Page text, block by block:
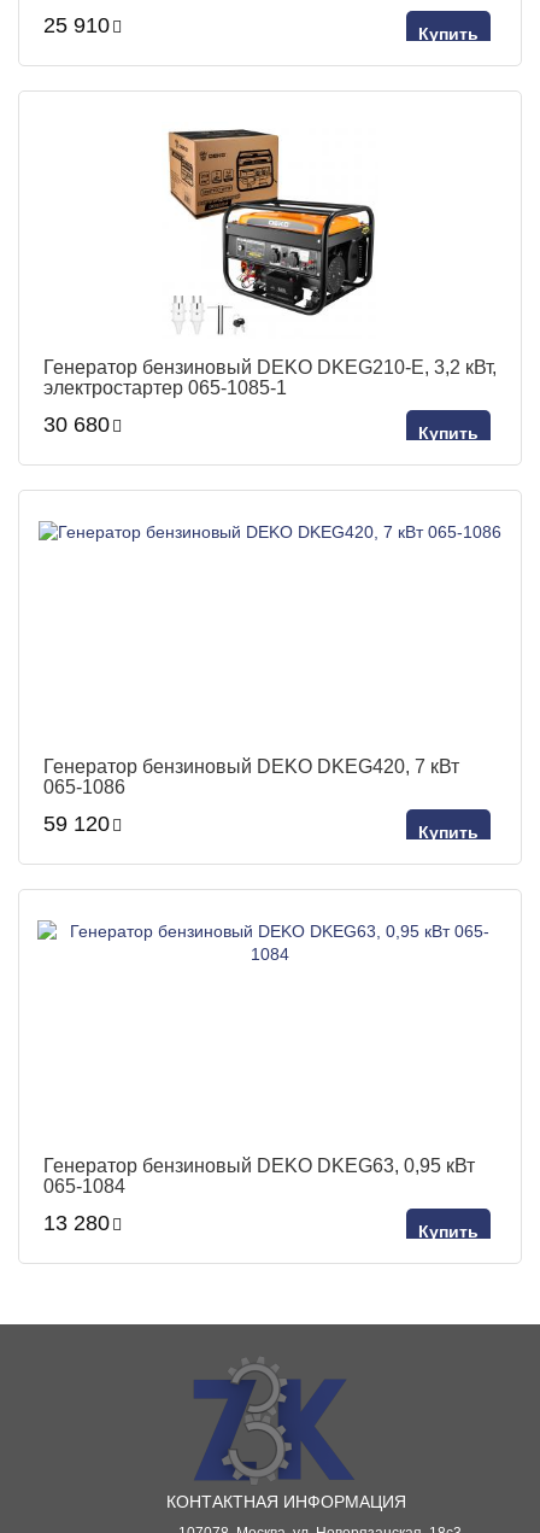
25 910 Купить
Генератор бензиновый DEKO DKEG210-E, 3,2 кВт,
электростартер 065-1085-1
30 680 Купить
Генератор бензиновый DEKO DKEG420, 7 кВт
065-1086
59 120 Купить
Генератор бензиновый DEKO DKEG63, 0,95 кВт
065-1084
13 280 Купить
КОНТАКТНАЯ ИНФОРМАЦИЯ